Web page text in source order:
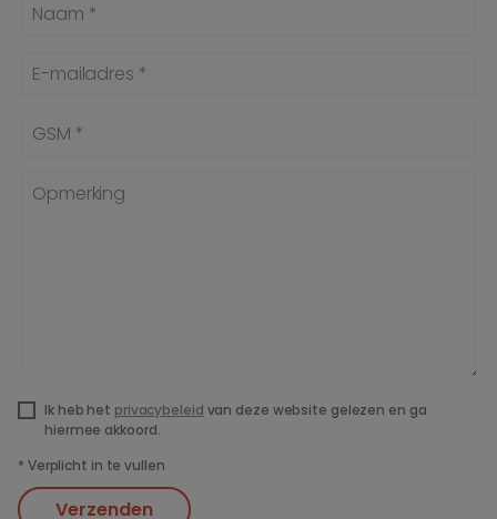
Naam *
E-mailadres *
GSM *
Opmerking
Ik heb het privacybeleid van deze website gelezen en ga
hiermee akkoord.
* Verplicht in te vullen
Verzenden